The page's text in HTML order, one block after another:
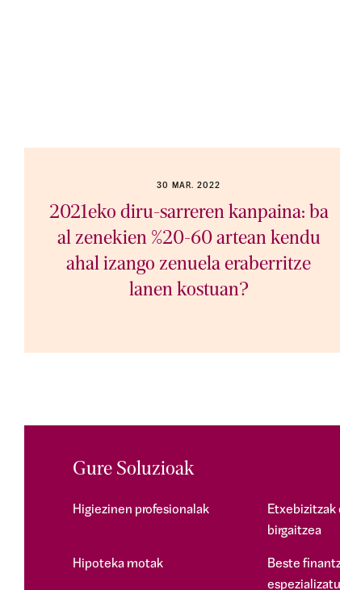
30 MAR. 2022
2021eko diru-sarreren kanpaina: ba
al zenekien %20-60 artean kendu
ahal izango zenuela eraberritze
lanen kostuan?
Gure Soluzioak
Higiezinen profesionalak
Etxebizitzak
birgaitzea
Hipoteka motak
Beste